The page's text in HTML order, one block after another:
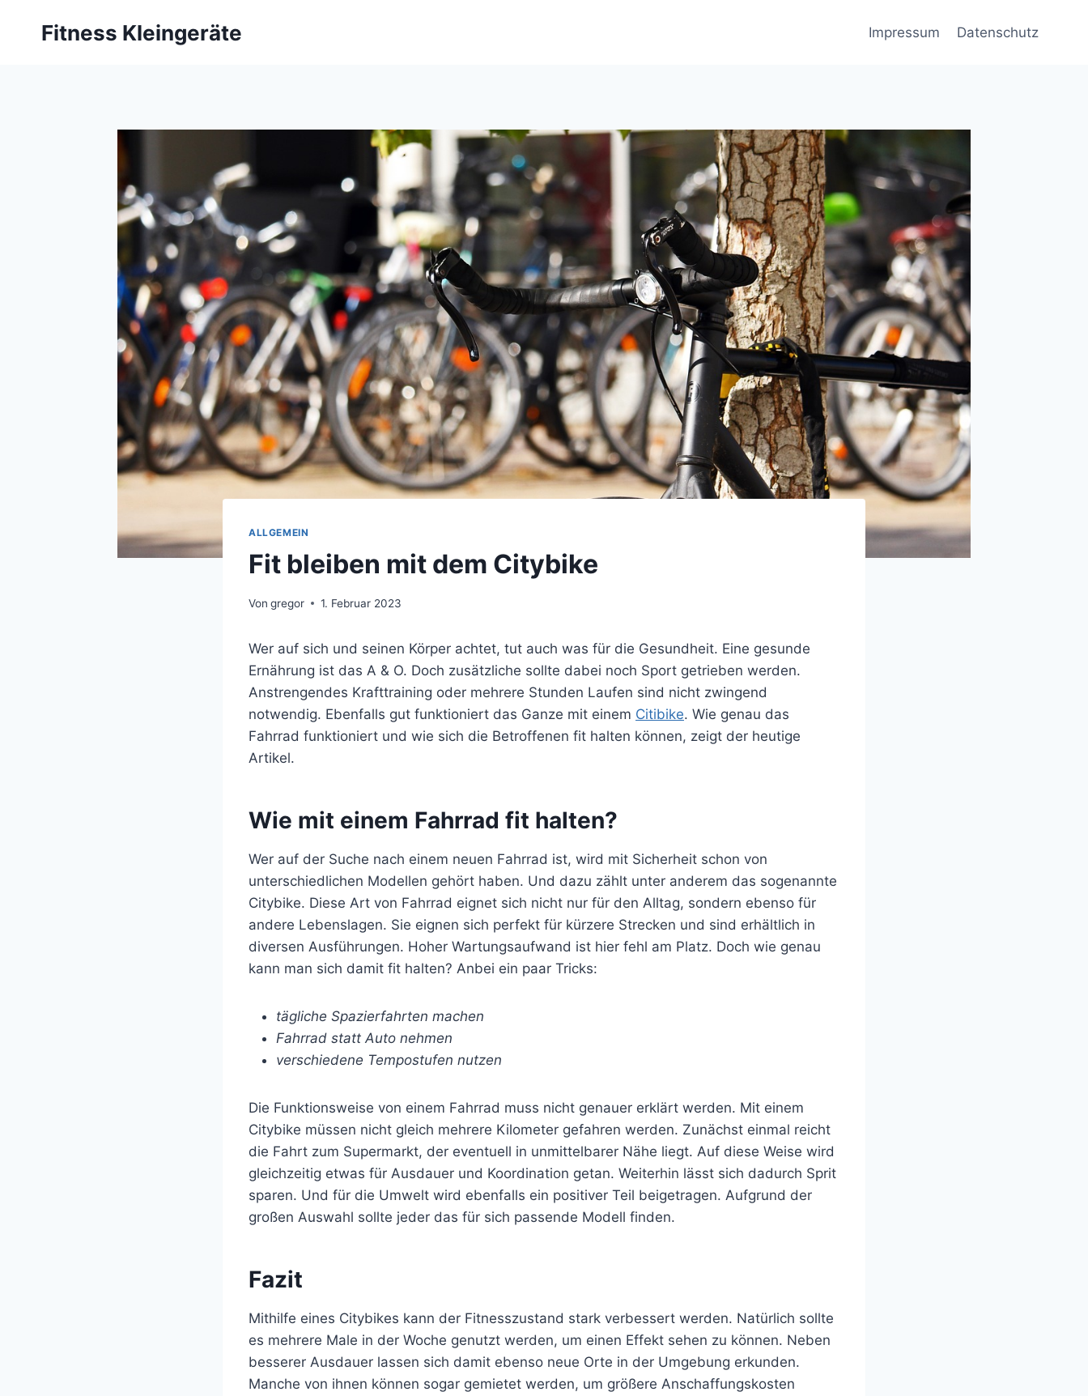
Fitness Kleingeräte Impressum Datenschutz
ALLGEMEIN
Fit bleiben mit dem Citybike
Von gregor 1. Februar 2023
Wer auf sich und seinen Körper achtet, tut auch was für die Gesundheit. Eine gesunde
Ernährung ist das A & O. Doch zusätzliche sollte dabei noch Sport getrieben werden.
Anstrengendes Krafttraining oder mehrere Stunden Laufen sind nicht zwingend
notwendig. Ebenfalls gut funktioniert das Ganze mit einem Citibike. Wie genau das
Fahrrad funktioniert und wie sich die Betroffenen fit halten können, zeigt der heutige
Artikel.
Wie mit einem Fahrrad fit halten?
Wer auf der Suche nach einem neuen Fahrrad ist, wird mit Sicherheit schon von
unterschiedlichen Modellen gehört haben. Und dazu zählt unter anderem das sogenannte
Citybike. Diese Art von Fahrrad eignet sich nicht nur für den Alltag, sondern ebenso für
andere Lebenslagen. Sie eignen sich perfekt für kürzere Strecken und sind erhältlich in
diversen Ausführungen. Hoher Wartungsaufwand ist hier fehl am Platz. Doch wie genau
kann man sich damit fit halten? Anbei ein paar Tricks:
tägliche Spazierfahrten machen
Fahrrad statt Auto nehmen
verschiedene Tempostufen nutzen
Die Funktionsweise von einem Fahrrad muss nicht genauer erklärt werden. Mit einem
Citybike müssen nicht gleich mehrere Kilometer gefahren werden. Zunächst einmal reicht
die Fahrt zum Supermarkt, der eventuell in unmittelbarer Nähe liegt. Auf diese Weise wird
gleichzeitig etwas für Ausdauer und Koordination getan. Weiterhin lässt sich dadurch Sprit
sparen. Und für die Umwelt wird ebenfalls ein positiver Teil beigetragen. Aufgrund der
großen Auswahl sollte jeder das für sich passende Modell finden.
Fazit
Mithilfe eines Citybikes kann der Fitnesszustand stark verbessert werden. Natürlich sollte
es mehrere Male in der Woche genutzt werden, um einen Effekt sehen zu können. Neben
besserer Ausdauer lassen sich damit ebenso neue Orte in der Umgebung erkunden.
Manche von ihnen können sogar gemietet werden, um größere Anschaffungskosten